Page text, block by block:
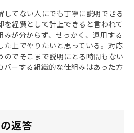
してない人にでも丁寧に説明できる
を経費として計上できると言われて
が分からず、せっかく、運用する
た上でやりたいと思っている。対応
のでそこまで説明にとる時間もない
バーする組織的な仕組みはあった方
返答